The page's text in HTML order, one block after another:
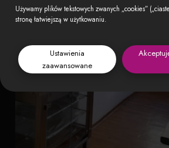
Używamy plików tekstowych zwanych „cookies”
stronę łatwiejszą w użytkowaniu.
Ustawienia
zaawansowane